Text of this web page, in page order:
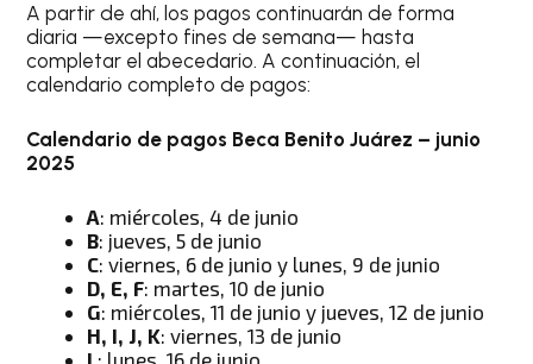
A partir de ahí, los pagos continuarán de forma
diaria —excepto fines de semana— hasta
completar el abecedario. A continuación, el
calendario completo de pagos:
Calendario de pagos Beca Benito Juárez – junio
2025
A: miércoles, 4 de junio
B: jueves, 5 de junio
C: viernes, 6 de junio y lunes, 9 de junio
D, E, F: martes, 10 de junio
G: miércoles, 11 de junio y jueves, 12 de junio
H, I, J, K: viernes, 13 de junio